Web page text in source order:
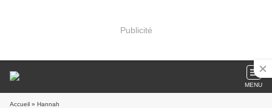
Publicité
MENU
Accueil » Hannah